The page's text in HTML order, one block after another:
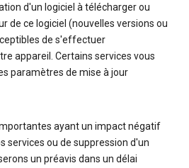
d'un logiciel à télécharger ou
de ce logiciel (nouvelles versions ou
de s'effectuer
appareil. Certains services vous
paramètres de mise à jour
ayant un impact négatif
services ou de suppression d'un
un préavis dans un délai